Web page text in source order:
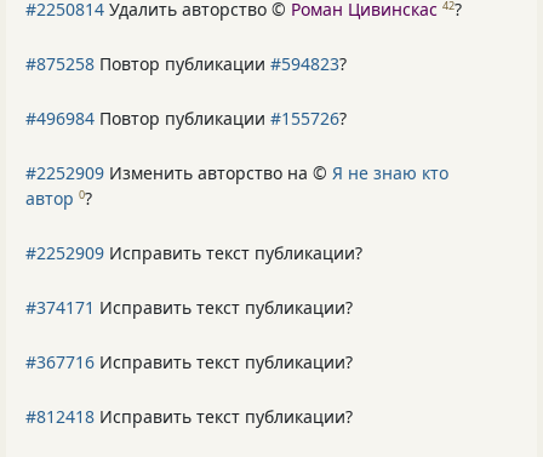
#2250814 Удалить авторство © Роман Цивинскас 42?
#875258 Повтор публикации #594823?
#496984 Повтор публикации #155726?
#2252909 Изменить авторство на © Я не знаю кто
автор 0?
#2252909 Исправить текст публикации?
#374171 Исправить текст публикации?
#367716 Исправить текст публикации?
#812418 Исправить текст публикации?